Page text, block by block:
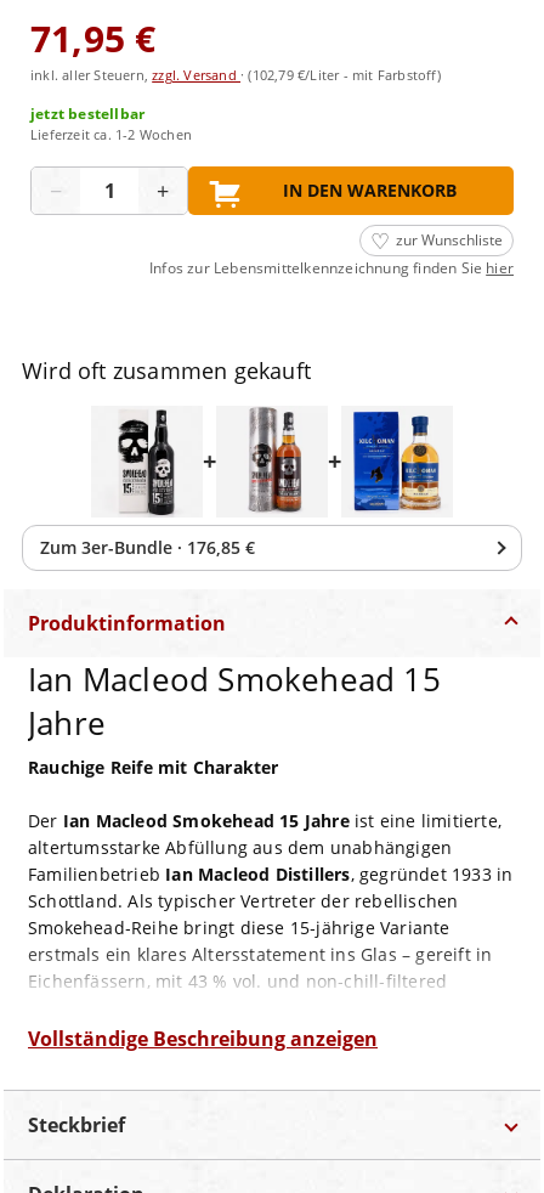
71,95 €
inkl. aller Steuern,zzgl. Versand ·(102,79 €/Liter - mit Farbstoff)
jetzt bestellbar
Lieferzeit ca. 1-2 Wochen
− + IN DEN WARENKORB
zur Wunschliste
Infos zur Lebensmittelkennzeichnung finden Sie hier
Wird oft zusammen gekauft
+ +
Zum 3er-Bundle · 176,85 €
Produktinformation
Ian Macleod Smokehead 15
Jahre
Rauchige Reife mit Charakter
Der Ian Macleod Smokehead 15 Jahreist eine limitierte,
altertumsstarke Abfüllung aus dem unabhängigen
Familienbetrieb Ian Macleod Distillers, gegründet 1933 in
Schottland. Als typischer Vertreter der rebellischen
Smokehead‑Reihe bringt diese 15‑jährige Variante
erstmals ein klares Altersstatement ins Glas – gereift in
Eichenfässern, mit 43 % vol. und non‑chill‑filtered
Geschmacksprofil
Zitrusfrische, Vanille
Geschmack:
Vollständige Beschreibung anzeigen
Steckbrief